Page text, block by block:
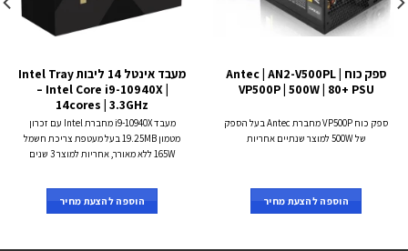
ספק כוח Antec | AN2-V500PL |
VP500P | 500W | 80+ PSU
ספק כוח VP500P מחברת Antec בעל הספק
של 500W למוצר שנתיים אחריות
הוספה להצעת מחיר
מעבד אינטל 14 ליבות Intel Tray
– Intel Core i9-10940X |
14cores | 3.3GHz
מעבד i9-10940X מחברת Intel עם זכרון
מטמון 19.25MB בעל מעטפת צריכת חשמל
165W ללא מאורר, אחריות למוצר 3 שנים
הוספה להצעת מחיר